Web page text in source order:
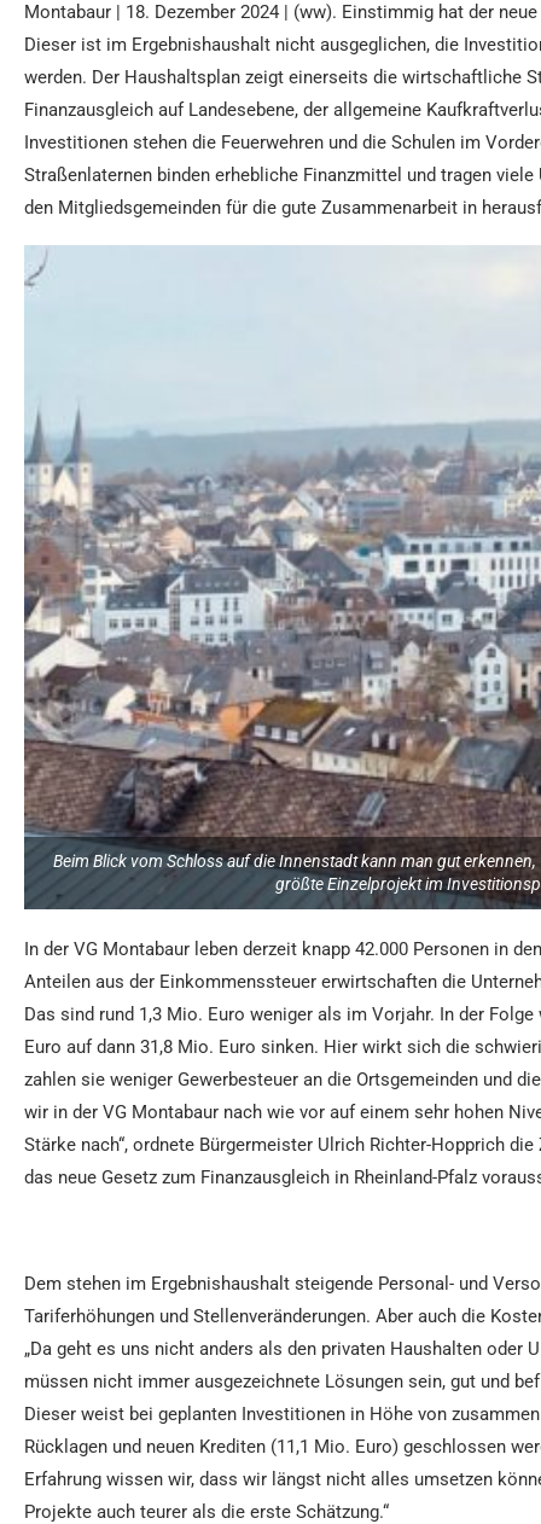
Montabaur | 18. Dezember 2024 | (ww). Einstimmig hat der
Dieser ist im Ergebnishaushalt nicht ausgeglichen, die
werden. Der Haushaltsplan zeigt einerseits die wirtschaftliche
Finanzausgleich auf Landesebene, der allgemeine
Investitionen stehen die Feuerwehren und die Schulen im
Straßenlaternen binden erhebliche Finanzmittel und tragen
den Mitgliedsgemeinden für die gute Zusammenarbeit in
Beim Blick vom Schloss auf die Innenstadt kann man gut
größte Einzelprojekt im
In der VG Montabaur leben derzeit knapp 42.000 Personen in
Anteilen aus der Einkommenssteuer erwirtschaften die
Das sind rund 1,3 Mio. Euro weniger als im Vorjahr. In der
Euro auf dann 31,8 Mio. Euro sinken. Hier wirkt sich die
zahlen sie weniger Gewerbesteuer an die Ortsgemeinden und
wir in der VG Montabaur nach wie vor auf einem sehr hohen
Stärke nach“, ordnete Bürgermeister Ulrich Richter-Hopprich
das neue Gesetz zum Finanzausgleich in Rheinland-Pfalz
Dem stehen im Ergebnishaushalt steigende Personal- und
Tariferhöhungen und Stellenveränderungen. Aber auch die
„Da geht es uns nicht anders als den privaten Haushalten oder
müssen nicht immer ausgezeichnete Lösungen sein, gut und
Dieser weist bei geplanten Investitionen in Höhe von
Rücklagen und neuen Krediten (11,1 Mio. Euro) geschlossen
Erfahrung wissen wir, dass wir längst nicht alles umsetzen
Projekte auch teurer als die erste Schätzung.“